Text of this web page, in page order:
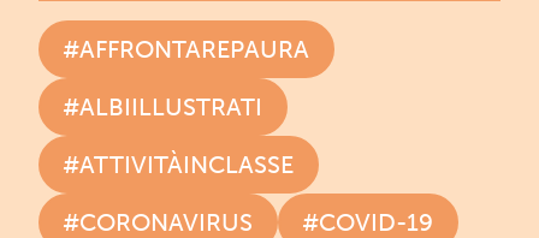
#AFFRONTAREPAURA
#ALBIILLUSTRATI
#ATTIVITÀINCLASSE
#CORONAVIRUS
#COVID-19